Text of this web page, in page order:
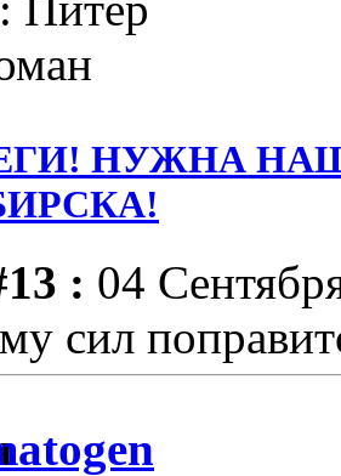
НУЖНА
: 04
сил